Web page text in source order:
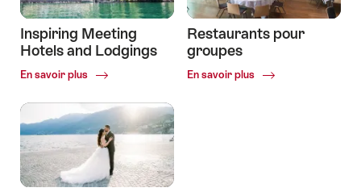
Inspiring Meeting
Hotels and Lodgings
En savoir plus
Common.Of
Meeting
Hotels
and
Lodgings
Restaurants pour
groupes
En savoir plus
Common.Of